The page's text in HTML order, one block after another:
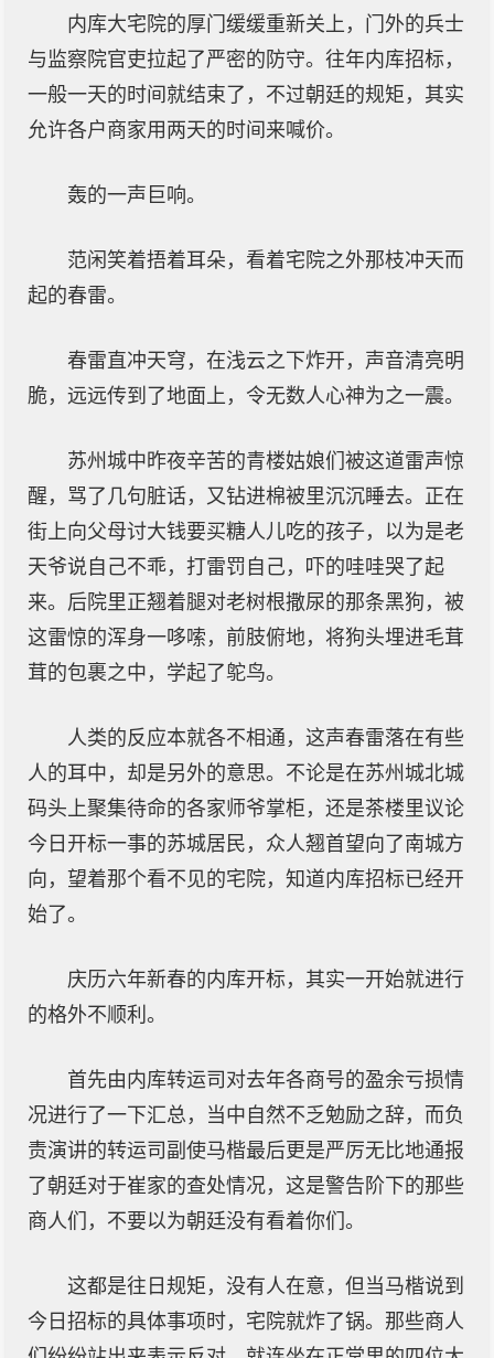
内库大宅院的厚门缓缓重新关上，门外的兵士
与监察院官吏拉起了严密的防守。往年内库招标，
一般一天的时间就结束了，不过朝廷的规矩，其实
允许各户商家用两天的时间来喊价。
轰的一声巨响。
范闲笑着捂着耳朵，看着宅院之外那枝冲天而
起的春雷。
春雷直冲天穹，在浅云之下炸开，声音清亮明
脆，远远传到了地面上，令无数人心神为之一震。
苏州城中昨夜辛苦的青楼姑娘们被这道雷声惊
醒，骂了几句脏话，又钻进棉被里沉沉睡去。正在
街上向父母讨大钱要买糖人儿吃的孩子，以为是老
天爷说自己不乖，打雷罚自己，吓的哇哇哭了起
来。后院里正翘着腿对老树根撒尿的那条黑狗，被
这雷惊的浑身一哆嗦，前肢俯地，将狗头埋进毛茸
茸的包裹之中，学起了鸵鸟。
人类的反应本就各不相通，这声春雷落在有些
人的耳中，却是另外的意思。不论是在苏州城北城
码头上聚集待命的各家师爷掌柜，还是茶楼里议论
今日开标一事的苏城居民，众人翘首望向了南城方
向，望着那个看不见的宅院，知道内库招标已经开
始了。
庆历六年新春的内库开标，其实一开始就进行
的格外不顺利。
首先由内库转运司对去年各商号的盈余亏损情
况进行了一下汇总，当中自然不乏勉励之辞，而负
责演讲的转运司副使马楷最后更是严厉无比地通报
了朝廷对于崔家的查处情况，这是警告阶下的那些
商人们，不要以为朝廷没有看着你们。
这都是往日规矩，没有人在意，但当马楷说到
今日招标的具体事项时，宅院就炸了锅。那些商人